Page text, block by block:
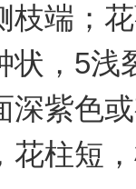
枝端；
状，5
深紫色
花柱短